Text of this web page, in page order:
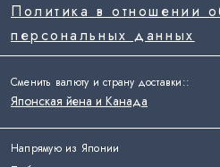
Напрямую из Японии
Политика в отношении
персональных данных
Сменить валюту и страну доставки::
Японская йена и Канада